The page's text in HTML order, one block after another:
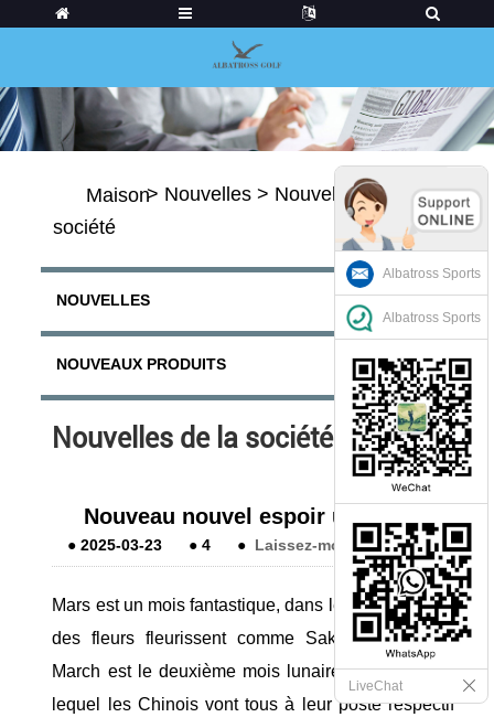
Maison> Nouvelles > Nouvelles de la
société
NOUVELLES
NOUVEAUX PRODUITS
Nouvelles de la société
Nouveau nouvel espoir uniforme
●2025-03-23 ●4 ● Laissez-moi un message
Mars est un mois fantastique, dans lequel la plupart
des fleurs fleurissent comme Sakura. En outre,
March est le deuxième mois lunaire chinois, dans
lequel les Chinois vont tous à leur poste respectif
Albatross Sports
Albatross Sports
LiveChat